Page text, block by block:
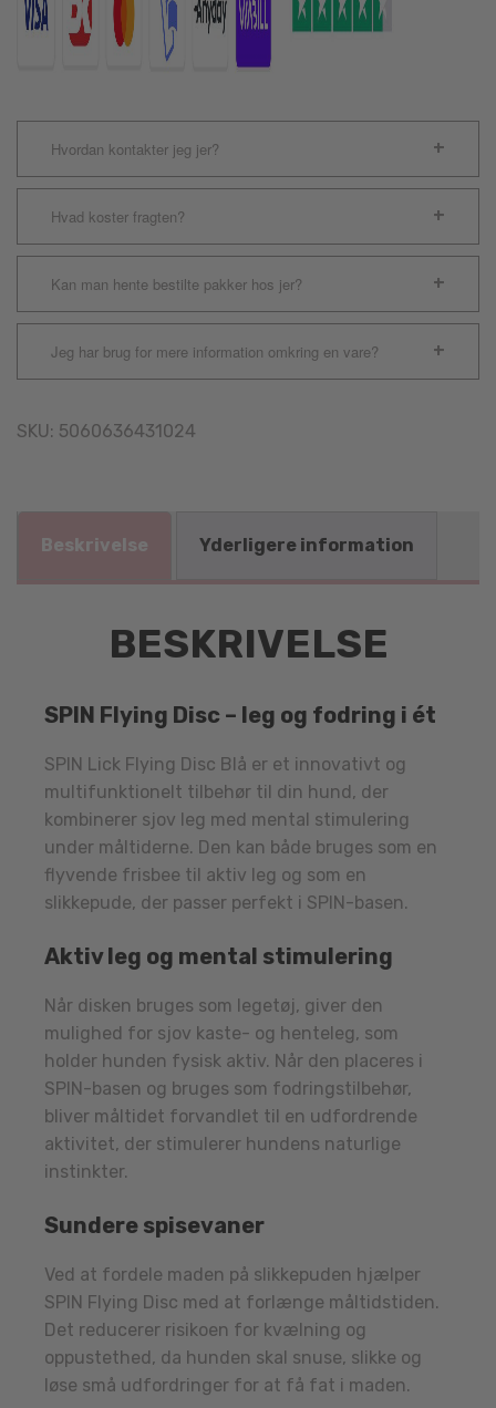
Hvordan kontakter jeg jer?
Hvad koster fragten?
Kan man hente bestilte pakker hos jer?
Jeg har brug for mere information omkring en vare?
SKU: 5060636431024
Beskrivelse Yderligere information
BESKRIVELSE
SPIN Flying Disc – leg og fodring i ét
SPIN Lick Flying Disc Blå er et innovativt og
multifunktionelt tilbehør til din hund, der
kombinerer sjov leg med mental stimulering
under måltiderne. Den kan både bruges som en
flyvende frisbee til aktiv leg og som en
slikkepude, der passer perfekt i SPIN-basen.
Aktiv leg og mental stimulering
Når disken bruges som legetøj, giver den
mulighed for sjov kaste- og henteleg, som
holder hunden fysisk aktiv. Når den placeres i
SPIN-basen og bruges som fodringstilbehør,
bliver måltidet forvandlet til en udfordrende
aktivitet, der stimulerer hundens naturlige
instinkter.
Sundere spisevaner
Ved at fordele maden på slikkepuden hjælper
SPIN Flying Disc med at forlænge måltidstiden.
Det reducerer risikoen for kvælning og
oppustethed, da hunden skal snuse, slikke og
løse små udfordringer for at få fat i maden.